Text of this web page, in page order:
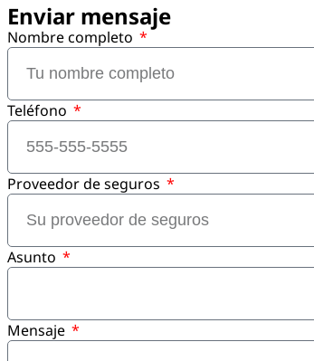
Enviar mensaje
Nombre completo
Teléfono
Proveedor de seguros
Asunto
Mensaje